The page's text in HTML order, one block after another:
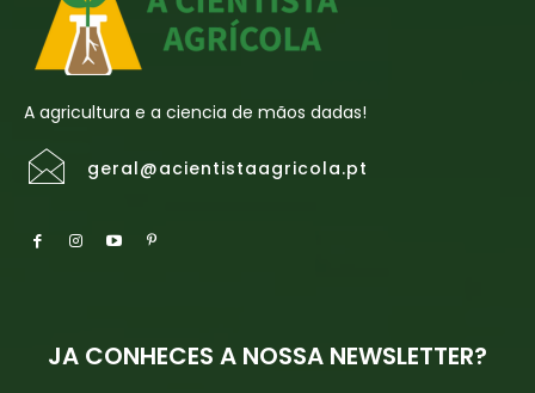
A agricultura e a ciencia de mãos dadas!
geral@acientistaagricola.pt
JA CONHECES A NOSSA NEWSLETTER?